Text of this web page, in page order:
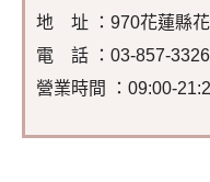
地 址 ：970花蓮縣
電 話 ：03-857-3326
營業時間 ：09:00-